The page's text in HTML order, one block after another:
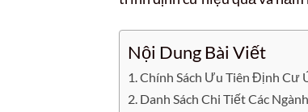
Nội Dung Bài Viết
Chính Sách Ưu Tiên Định Cư
Danh Sách Chi Tiết Các